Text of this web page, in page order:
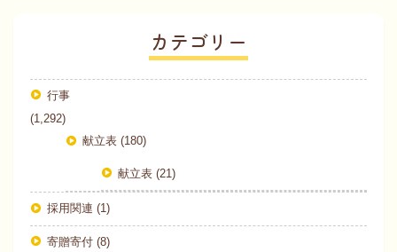
カテゴリー
行事
(1,292)
献立表 (180)
献立表 (21)
採用関連 (1)
寄贈寄付 (8)